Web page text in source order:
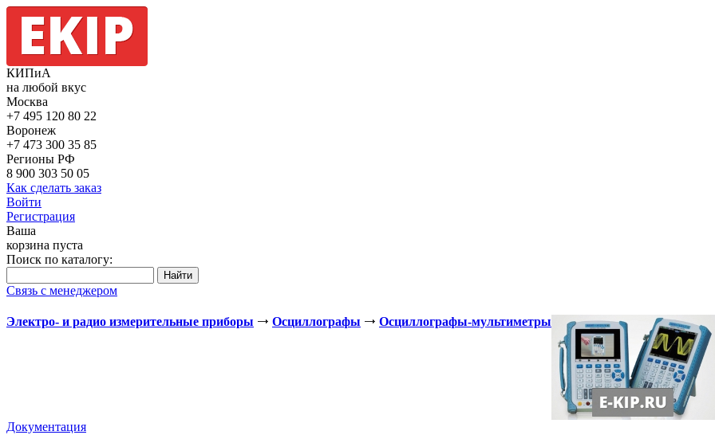
КИПиА
на любой вкус
Москва
+7 495 120 80 22
Воронеж
+7 473 300 35 85
Регионы РФ
8 900 303 50 05
Как сделать заказ
Войти
Регистрация
Ваша
корзина пуста
Поиск по каталогу:
Связь с менеджером
Электро- и радио измерительные приборы Осциллографы Осциллографы-мультиметры
Документация